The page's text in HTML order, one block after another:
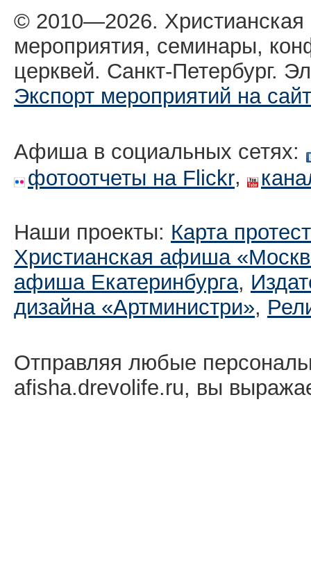
© 2010—2026.
мероприятия, семинары,
церквей. Санкт-Петербург.
Экспорт мероприятий на сайт
Афиша в социальных сетях:
фотоотчеты на Flickr,
Наши проекты: Карта
Христианская афиша
афиша Екатеринбургa,
дизайна «Артминистри»,
Отправляя любые
afisha.drevolife.ru, вы